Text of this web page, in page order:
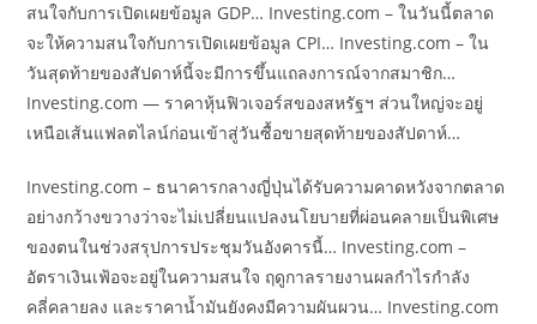
สนใจกับการเปิดเผยข้อมูล GDP… Investing.com – ในวันนี้ตลาด
จะให้ความสนใจกับการเปิดเผยข้อมูล CPI… Investing.com – ใน
วันสุดท้ายของสัปดาห์นี้จะมีการขึ้นแถลงการณ์จากสมาชิก…
Investing.com — ราคาหุ้นฟิวเจอร์สของสหรัฐฯ ส่วนใหญ่จะอยู่
เหนือเส้นแฟลตไลน์ก่อนเข้าสู่วันซื้อขายสุดท้ายของสัปดาห์…
Investing.com – ธนาคารกลางญี่ปุ่นได้รับความคาดหวังจากตลาด
อย่างกว้างขวางว่าจะไม่เปลี่ยนแปลงนโยบายที่ผ่อนคลายเป็นพิเศษ
ของตนในช่วงสรุปการประชุมวันอังคารนี้… Investing.com –
อัตราเงินเฟ้อจะอยู่ในความสนใจ ฤดูกาลรายงานผลกำไรกำลัง
คลี่คลายลง และราคาน้ำมันยังคงมีความผันผวน… Investing.com